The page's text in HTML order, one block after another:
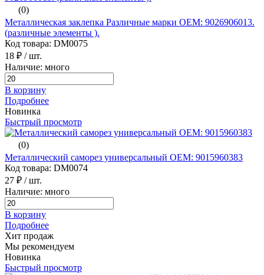
(0)
Металлическая заклепка Различные марки ОЕМ: 9026906013.
(различные элементы ).
Код товара: DM0075
18 ₽ / шт.
Наличие: много
В корзину
Подробнее
Новинка
Быстрый просмотр
(0)
Металлический саморез универсальный ОЕМ: 9015960383
Код товара: DM0074
27 ₽ / шт.
Наличие: много
В корзину
Подробнее
Хит продаж
Мы рекомендуем
Новинка
Быстрый просмотр